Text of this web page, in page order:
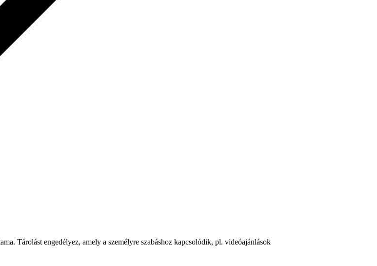
Tárolást engedélyez, amely a személyre szabáshoz kapcsolódik, pl. videóajánlások